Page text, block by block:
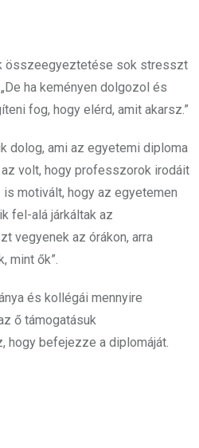
összeegyeztetése sok stresszt
. „De ha keményen dolgozol és
fog, hogy elérd, amit akarsz.”
dolog, ami az egyetemi diploma
volt, hogy professzorok irodáit
motivált, hogy az egyetemen
fel-alá járkáltak az
vegyenek az órákon, arra
mint ők”.
és kollégái mennyire
ő támogatásuk
hogy befejezze a diplomáját.